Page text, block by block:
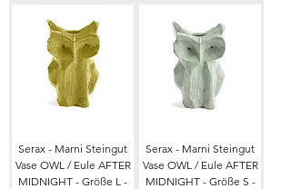
Serax - Marni Steingut
Vase OWL / Eule AFTER
MIDNIGHT - Größe L -
Serax - Marni Steingut
Vase OWL / Eule AFTER
MIDNIGHT - Größe S -